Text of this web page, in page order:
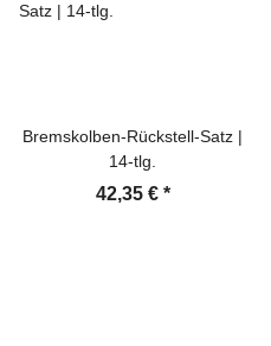
Bremskolben-Rückstell-Satz |
14-tlg.
42,35 € *